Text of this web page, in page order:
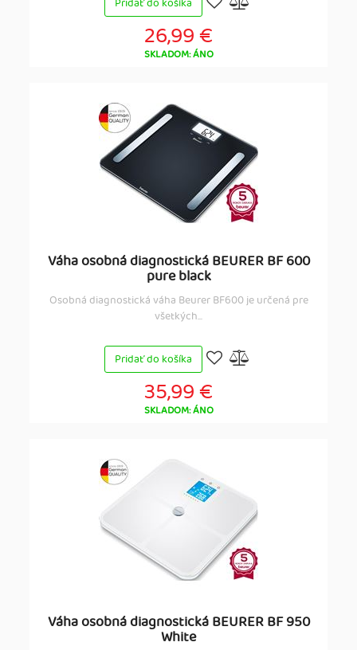
26,99 €
SKLADOM: ÁNO
Váha osobná diagnostická BEURER BF 600
pure black
Osobná diagnostická váha Beurer BF600 je určená pre
všetkých...
Pridať do košíka
35,99 €
SKLADOM: ÁNO
Váha osobná diagnostická BEURER BF 950
White